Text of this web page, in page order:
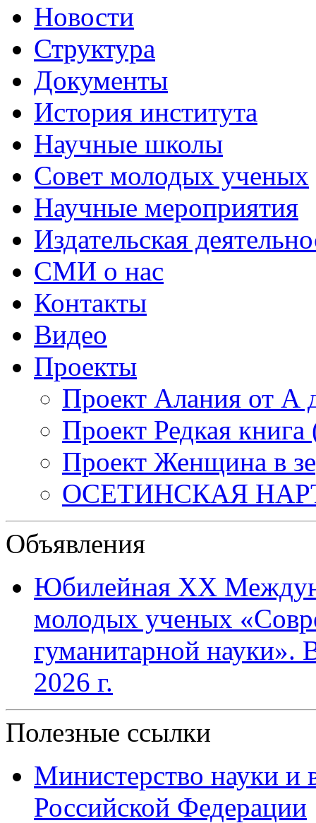
Новости
Структура
Документы
История института
Научные школы
Совет молодых ученых
Научные мероприятия
Издательская
СМИ о нас
Контакты
Видео
Проекты
Проект Алания от А
Проект Редкая
Проект Женщина в
ОСЕТИНСКАЯ
Объявления
Юбилейная XХ
молодых ученых
гуманитарной науки».
2026 г.
Полезные ссылки
Министерство науки и
Российской Федерации